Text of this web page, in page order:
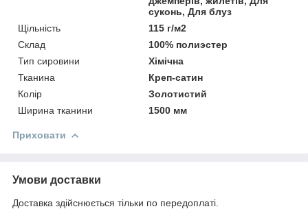
суконь, Для блуз
Щільність
115 г/м2
Склад
100% полиэстер
Тип сировини
Хімічна
Тканина
Креп-сатин
Колір
Золотистий
Ширина тканини
1500 мм
Приховати
Умови доставки
Доставка здійснюється тільки по передоплаті.